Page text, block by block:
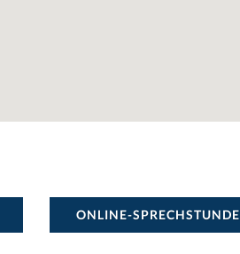
ONLINE-SPRECHSTUNDE